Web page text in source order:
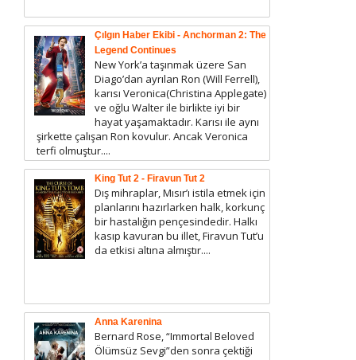
Çılgın Haber Ekibi - Anchorman 2: The
Legend Continues
New York’a taşınmak üzere San
Diago’dan ayrılan Ron (Will Ferrell),
karısı Veronica(Christina Applegate)
ve oğlu Walter ile birlikte iyi bir
hayat yaşamaktadır. Karısı ile aynı
şirkette çalışan Ron kovulur. Ancak Veronica
terfi olmuştur....
King Tut 2 - Firavun Tut 2
Dış mihraplar, Mısır’ı istila etmek için
planlarını hazırlarken halk, korkunç
bir hastalığın pençesindedir. Halkı
kasıp kavuran bu illet, Firavun Tut’u
da etkisi altına almıştır....
Anna Karenina
Bernard Rose, “Immortal Beloved
Ölümsüz Sevgi”den sonra çektiği